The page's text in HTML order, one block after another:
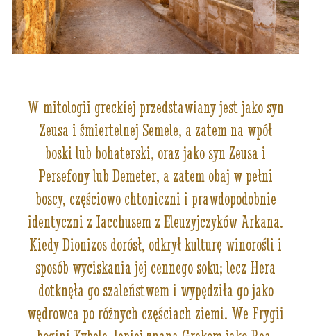
W mitologii greckiej przedstawiany jest jako syn
Zeusa i śmiertelnej Semele, a zatem na wpół
boski lub bohaterski, oraz jako syn Zeusa i
Persefony lub Demeter, a zatem obaj w pełni
boscy, częściowo chtoniczni i prawdopodobnie
identyczni z Iacchusem z Eleuzyjczyków Arkana.
Kiedy Dionizos dorósł, odkrył kulturę winorośli i
sposób wyciskania jej cennego soku; lecz Hera
dotknęła go szaleństwem i wypędziła go jako
wędrowca po różnych częściach ziemi. We Frygii